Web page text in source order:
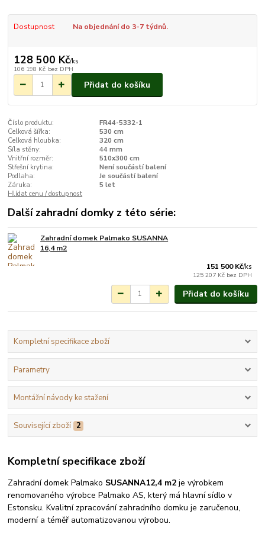
Dostupnost Na objednání do 3-7 týdnů.
128 500 Kč/ks
106 198 Kč bez DPH
Přidat do košíku
Číslo produktu:
FR44-5332-1
Celková šířka:
530 cm
Celková hloubka:
320 cm
Síla stěny:
44 mm
Vnitřní rozměr:
510x300 cm
Střešní krytina:
Není součástí balení
Podlaha:
Je součástí balení
Záruka:
5 let
Hlídat cenu / dostupnost
Další zahradní domky z této série:
Zahradní domek Palmako SUSANNA
16,4 m2
151 500 Kč/ks
125 207 Kč bez DPH
Přidat do košíku
Kompletní specifikace zboží
Parametry
Montážní návody ke stažení
Související zboží 2
Kompletní specifikace zboží
Zahradní domek Palmako SUSANNA12,4 m2je výrobkem
renomovaného výrobce Palmako AS, který má hlavní sídlo v
Estonsku. Kvalitní zpracování zahradního domku je zaručenou,
moderní a téměř automatizovanou výrobou.